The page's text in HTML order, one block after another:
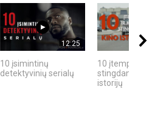
12:25
10 įsimintinų
detektyvinių serialų
10 įtemptų,
stingdančių
istorijų